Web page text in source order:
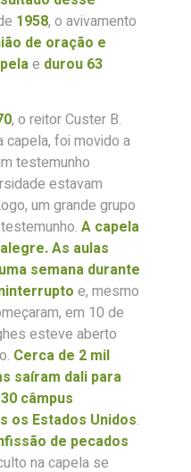
1958, o avivamento
de oração e
e durou 63
, o reitor Custer B.
capela, foi movido a
testemunho
estavam
um grande grupo
A capela
As aulas
semana durante
e, mesmo
em 10 de
esteve aberto
Cerca de 2 mil
saíram dali para
câmpus
os Estados Unidos.
de pecados
na capela se